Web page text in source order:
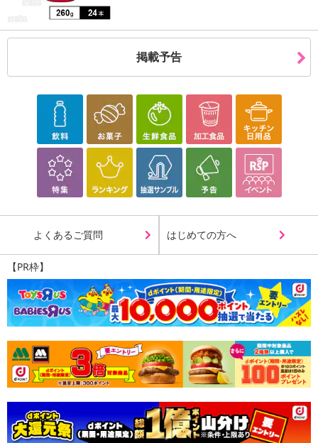
らします！
・懐中電灯としてはもちろん、ランタンとしても活躍！
・カラビナ付きで、カバンやベルトループに付けられる！
・磁石もついてるので、作業やアウトドアでも便利☆
・1回の充電で、最大4時間使用可能！（ランタンモード使用時）
・9パターンの多色照明！懐中電灯モード、ランタンモード、UVラ
イト、SOSライト（赤）、サイレンライト（赤青フラッシュ）な
ランタンモードは、広範囲に強力な光を放ち、キャンプや作業など
ます。
さらに、UVライト・SOSライト（赤色点灯）・サイレンライト（赤
青のフラッシュライト）など、使用状況に合わせて点灯パターンを
切り替えることが可能です。
また頑丈で衝撃性にも強く、万が一の災害時や緊急時にも安心して
コンパクトなサイズと軽量なデザインなので、持ち運びや収納にも
便利です。
また、USB充電とソーラー充電にも対応しているため、充電器がな
い場所でも充電することが可能です。
掲載予告
よくあるご質問 はじめての方へ
【PR枠】